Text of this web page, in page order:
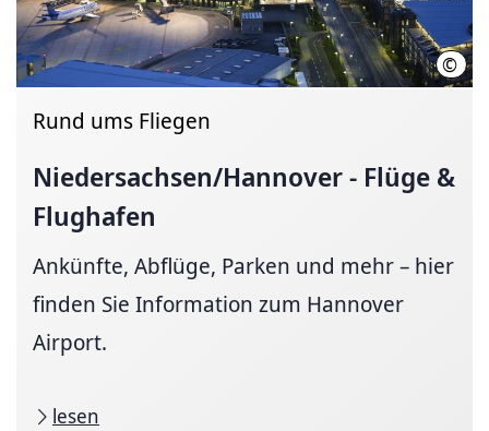
©
Rund ums Fliegen
Niedersachsen/Hannover- Flüge &
Flughafen
Ankünfte, Abflüge, Parken und mehr – hier
finden Sie Information zum Hannover
Airport.
lesen